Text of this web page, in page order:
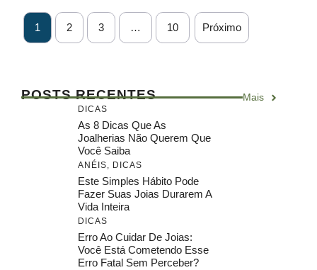
1 2 3 … 10 Próximo
POSTS RECENTES Mais
DICAS
As 8 Dicas Que As
Joalherias Não Querem Que
Você Saiba
ANÉIS, DICAS
Este Simples Hábito Pode
Fazer Suas Joias Durarem A
Vida Inteira
DICAS
Erro Ao Cuidar De Joias:
Você Está Cometendo Esse
Erro Fatal Sem Perceber?